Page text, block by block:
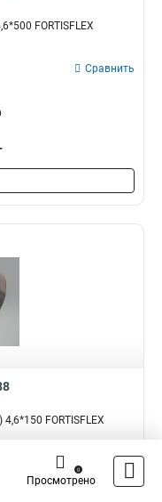
FORTISFLEX
Сравнить
FORTISFLEX
Сравнить
Просмотрено
0